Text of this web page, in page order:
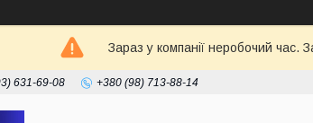
Зараз у компанії неробочий час.
631-69-08 +380 (98) 713-88-14